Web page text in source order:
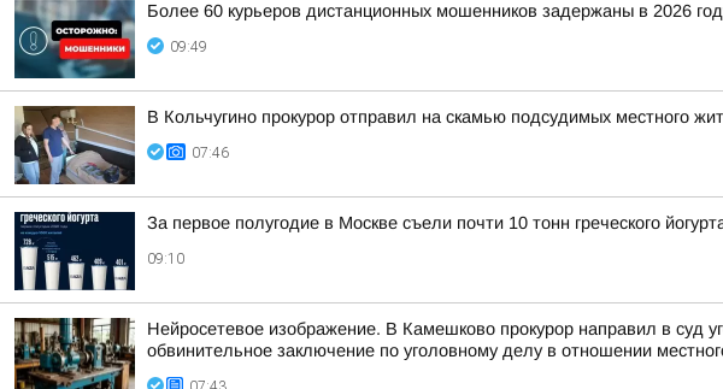
Более 60 курьеров дистанционных мошенников задержаны в 2026
09:49
В Кольчугино прокурор отправил на скамью подсудимых местного
07:46
За первое полугодие в Москве съели почти 10 тонн греческого
09:10
Нейросетевое изображение. В Камешково прокурор направил в суд
обвинительное заключение по уголовному делу в отношении